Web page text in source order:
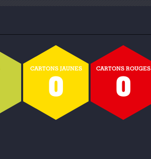
CARTONS JAUNES
0
CARTONS ROUGES
0